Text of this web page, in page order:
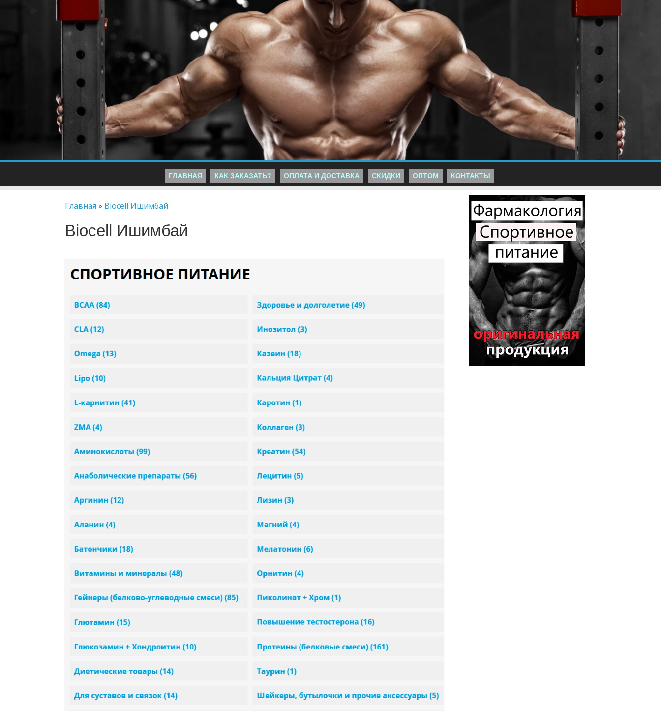
ГЛАВНАЯ КАК ЗАКАЗАТЬ? ОПЛАТА И ДОСТАВКА СКИДКИ ОПТОМ КОНТАКТЫ
Главная » Biocell Ишимбай
Biocell Ишимбай